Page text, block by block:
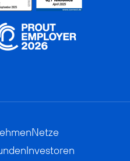
Netze
Investoren